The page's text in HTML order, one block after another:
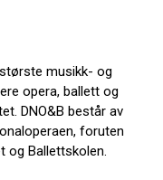
musikk- og
opera, ballett og
DNO&B består av
foruten
og Ballettskolen.